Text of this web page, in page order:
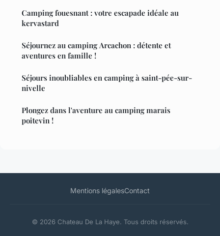
Camping fouesnant : votre escapade idéale au
kervastard
Séjournez au camping Arcachon : détente et
aventures en famille !
Séjours inoubliables en camping à saint-pée-sur-
nivelle
Plongez dans l'aventure au camping marais
poitevin !
Mentions légalesContact
© 2026 Chateau De La Haye. Tous droits réservés.